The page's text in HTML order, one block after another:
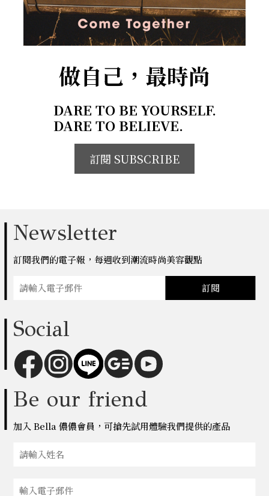
做自己，最時尚
DARE TO BE YOURSELF.
DARE TO BELIEVE.
訂閱 SUBSCRIBE
Newsletter
訂閱我們的電子報，每週收到潮流時尚美容觀點
訂閱
Social
Be our friend
加入 Bella 儂儂會員，可搶先試用體驗我們提供的產品